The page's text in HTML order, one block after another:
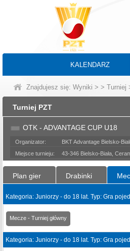
KALENDARZ
Znajdujesz się: Wyniki > > Turniej
Turniej PZT
OTK - ADVANTAGE CUP U18
Organizator:
BKT Advantage Bielsko-
Miejsce turnieju:
43-346 Bielsko-Biała,
Plan gier Drabinki
Kategoria: Juniorzy - do 18 lat. Typ: Gra
Mecze - Turniej główny
Kategoria: Juniorzy - do 18 lat. Typ: Gra